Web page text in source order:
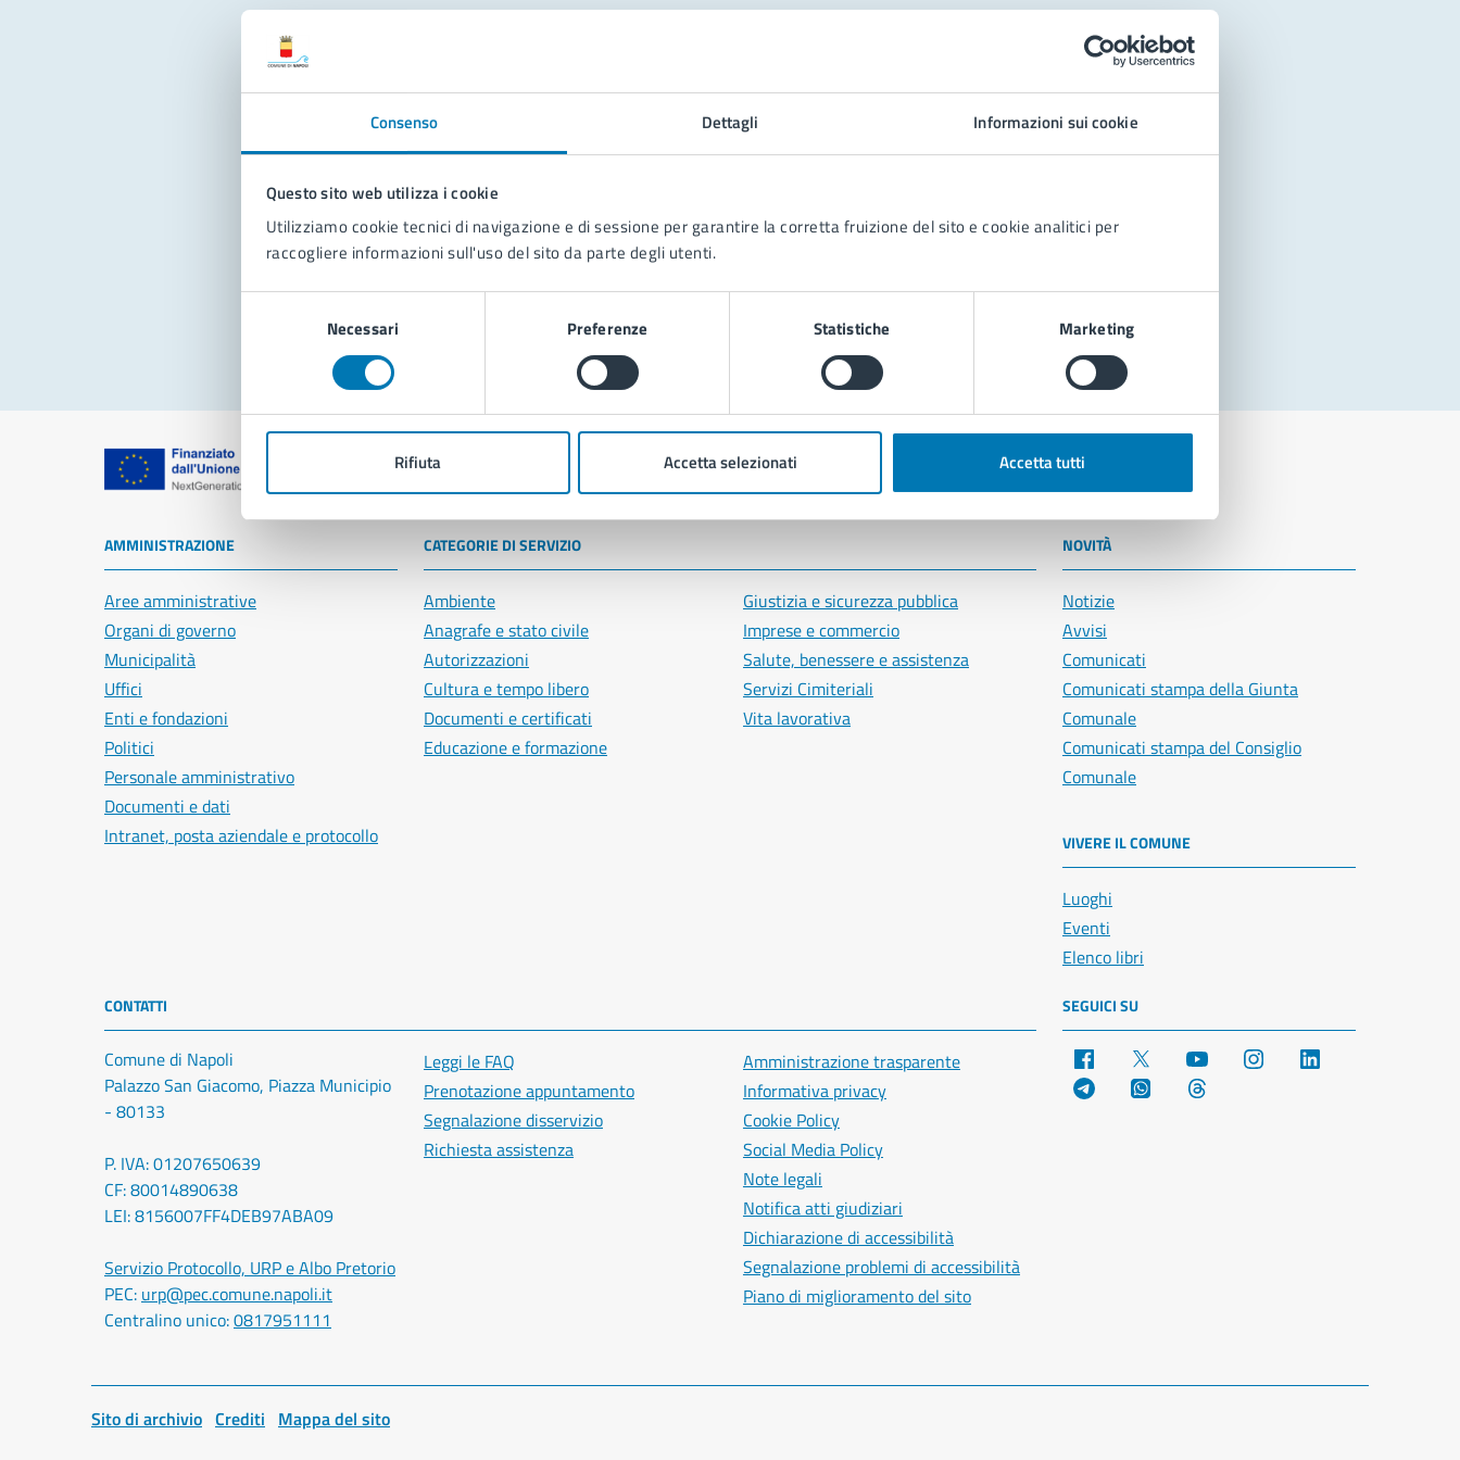
Consenso Dettagli Informazioni sui cookie
Questo sito web utilizza i cookie
Utilizziamo cookie tecnici di navigazione e di sessione per garantire la corretta fruizione del sito e cookie analitici per
raccogliere informazioni sull'uso del sito da parte degli utenti.
Necessari Preferenze Statistiche Marketing
Rifiuta Accetta selezionati Accetta tutti
Problemi in città
Segnala disservizio
Comune di Napoli
AMMINISTRAZIONE
Aree amministrative
Organi di governo
Municipalità
Uffici
Enti e fondazioni
Politici
Personale amministrativo
Documenti e dati
Intranet, posta aziendale e protocollo
CATEGORIE DI SERVIZIO
Ambiente
Anagrafe e stato civile
Autorizzazioni
Cultura e tempo libero
Documenti e certificati
Educazione e formazione
Giustizia e sicurezza pubblica
Imprese e commercio
Salute, benessere e assistenza
Servizi Cimiteriali
Vita lavorativa
NOVITÀ
Notizie
Avvisi
Comunicati
Comunicati stampa della Giunta
Comunale
Comunicati stampa del Consiglio
Comunale
VIVERE IL COMUNE
Luoghi
Eventi
Elenco libri
CONTATTI
Comune di Napoli
Palazzo San Giacomo, Piazza Municipio
- 80133
P. IVA: 01207650639
CF: 80014890638
LEI: 8156007FF4DEB97ABA09
Servizio Protocollo, URP e Albo Pretorio
PEC: urp@pec.comune.napoli.it
Centralino unico:0817951111
Leggi le FAQ
Prenotazione appuntamento
Segnalazione disservizio
Richiesta assistenza
Amministrazione trasparente
Informativa privacy
Cookie Policy
Social Media Policy
Note legali
Notifica atti giudiziari
Dichiarazione di accessibilità
Segnalazione problemi di accessibilità
Piano di miglioramento del sito
SEGUICI SU
Facebook YouTube Instagram
Telegram WhatsApp
Sito di archivio Crediti Mappa del sito